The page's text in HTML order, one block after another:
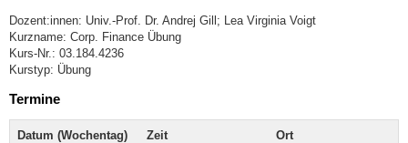
Dozent:innen: Univ.-Prof. Dr. Andrej Gill; Lea Virginia Voigt
Kurzname: Corp. Finance Übung
Kurs-Nr.: 03.184.4236
Kurstyp: Übung
Termine
Datum (Wochentag) Zeit Ort